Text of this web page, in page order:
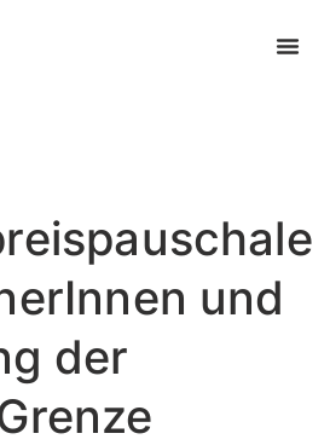
und
der